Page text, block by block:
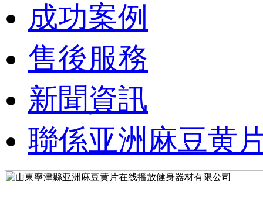
成功案例
售後服務
新聞資訊
聯係亚洲麻豆黄